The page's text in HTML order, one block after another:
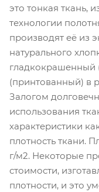
это тонкая ткань,
технологии
производят её из
натурального
гладкокрашенный
(принтованный) в
Залогом
использования
характеристики
плотность ткани.
г/м2. Некоторые
стоимости,
плотности, и это